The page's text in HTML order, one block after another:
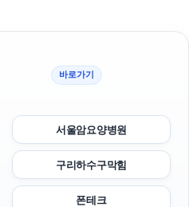
바로가기
서울암요양병원
구리하수구막힘
폰테크